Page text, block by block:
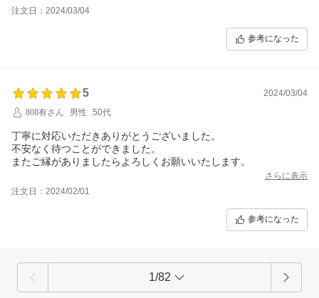
注文日：2024/03/04
参考になった
5
2024/03/04
808有さん
男性 50代
丁寧に対応いただきありがとうございました。
不安なく待つことができました。
またご縁がありましたらよろしくお願いいたします。
さらに表示
注文日：2024/02/01
参考になった
1/82